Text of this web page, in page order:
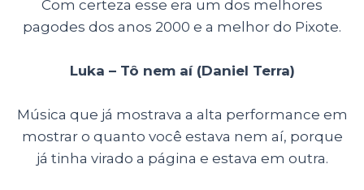
Com certeza esse era um dos melhores
pagodes dos anos 2000 e a melhor do Pixote.
Luka – Tô nem aí (Daniel Terra)
Música que já mostrava a alta performance em
mostrar o quanto você estava nem aí, porque
já tinha virado a página e estava em outra.